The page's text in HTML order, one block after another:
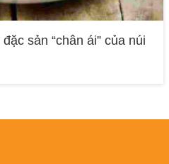
sản “chân ái” của núi